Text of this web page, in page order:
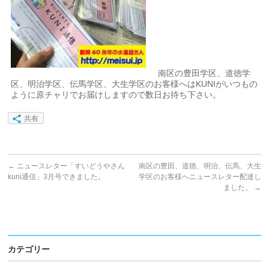
南区の豊田学区、道徳学
区、明治学区、伝馬学区、大生学区のお客様へはKUNIがいつもの
ように原チャリでお届けしますので数日お待ち下さい。
共有
← ニュースレター「すいどうやさん
kuni通信」3月号できました。
南区の豊田、道徳、明治、伝馬、大生
学区のお客様へニュースレター配達し
ました。
→
カテゴリー